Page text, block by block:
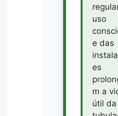
uso
e das
es
m a
útil da